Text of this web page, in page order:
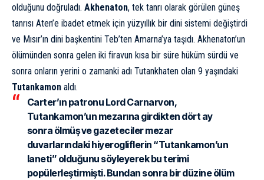
olduğunu doğruladı. Akhenaton, tek tanrı olarak görülen güneş
tanrısı Aten’e ibadet etmek için yüzyıllık bir dini sistemi değiştirdi
ve Mısır’ın dini başkentini Teb’ten Amarna’ya taşıdı. Akhenaton’un
ölümünden sonra gelen iki firavun kısa bir süre hüküm sürdü ve
sonra onların yerini o zamanki adı Tutankhaten olan 9 yaşındaki
Tutankamon aldı.
Carter’ın patronu Lord Carnarvon,
Tutankamon’un mezarına girdikten dört ay
sonra ölmüş ve gazeteciler mezar
duvarlarındaki hiyerogliflerin “Tutankamon’un
laneti” olduğunu söyleyerek bu terimi
popülerleştirmişti. Bundan sonra bir düzine ölüm